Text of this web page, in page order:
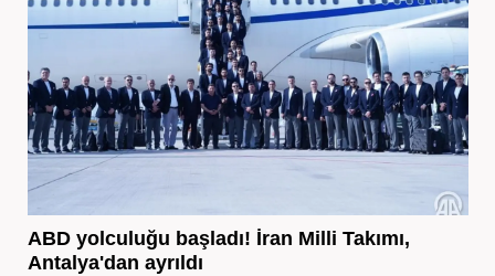
ABD yolculuğu başladı! İran Milli Takımı,
Antalya'dan ayrıldı